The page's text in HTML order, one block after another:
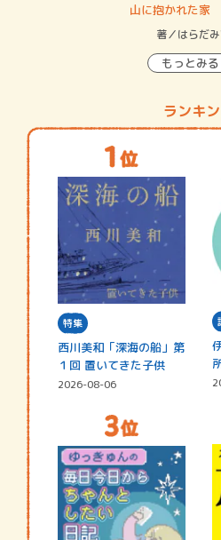
山に抱かれた家
著／はらだ
もっとみる
ランキ
特集
西川美和「深海の船」第
１回 置いてきた子供
2026-08-06